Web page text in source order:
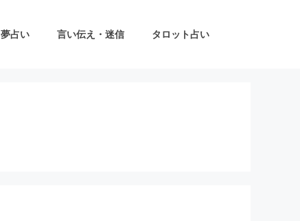
夢占い 言い伝え・迷信 タロット占い